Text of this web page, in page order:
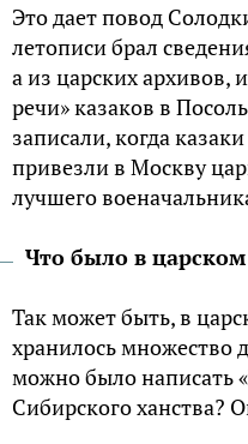
Это дает повод
летописи брал
а из царских архивов,
речи» казаков в
записали, когда
привезли в Москву
лучшего
Что было в царском
Так может быть, в
хранилось множество
можно было написать
Сибирского ханства?